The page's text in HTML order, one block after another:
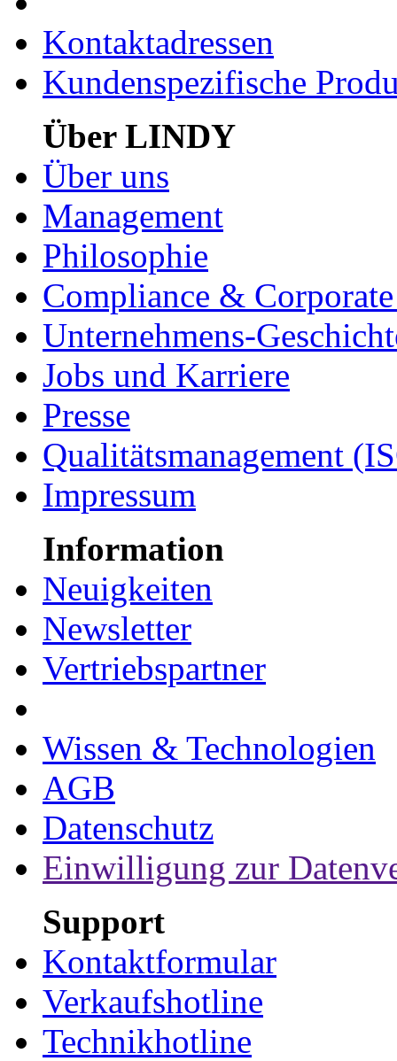
Kontaktadressen
Kundenspezifische
Über LINDY
Über uns
Management
Philosophie
Compliance &
Unternehmens-
Jobs und Karriere
Presse
Qualitätsmanagement
Impressum
Information
Neuigkeiten
Newsletter
Vertriebspartner
Wissen & Technologien
AGB
Datenschutz
Einwilligung zur
Support
Kontaktformular
Verkaufshotline
Technikhotline